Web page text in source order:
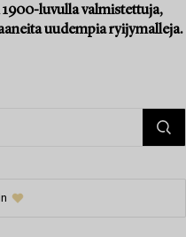
1900-luvulla valmistettuja,
uudempia ryijymalleja.